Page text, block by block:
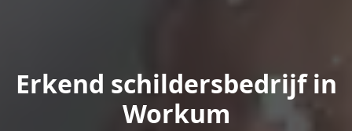
Erkend schildersbedrijf in
Workum